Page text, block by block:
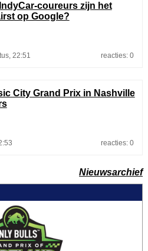
coureurs zijn het
op Google?
22:51 reacties: 0
City Grand Prix in Nashville
reacties: 0
Nieuwsarchief